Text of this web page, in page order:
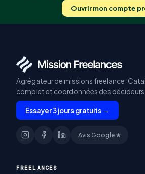
Ouvrir mon compte
Agrégateur de missions freelance.
complet et coordonnées des décideurs
Essayer 3 jours gratuits →
Avis Google ★
FREELANCES